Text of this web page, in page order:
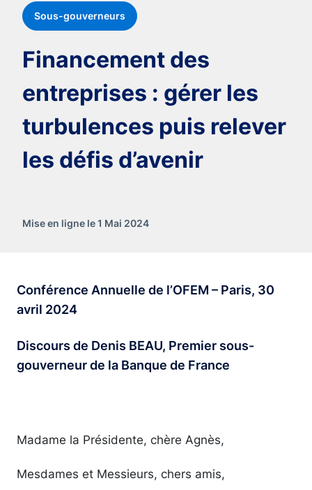
Sous-gouverneurs
Financement des
entreprises : gérer les
turbulences puis relever
les défis d’avenir
Mise en ligne le 1 Mai 2024
Conférence Annuelle de l’OFEM – Paris, 30
avril 2024
Discours de Denis BEAU, Premier sous-
gouverneur de la Banque de France
Madame la Présidente, chère Agnès,
Mesdames et Messieurs, chers amis,